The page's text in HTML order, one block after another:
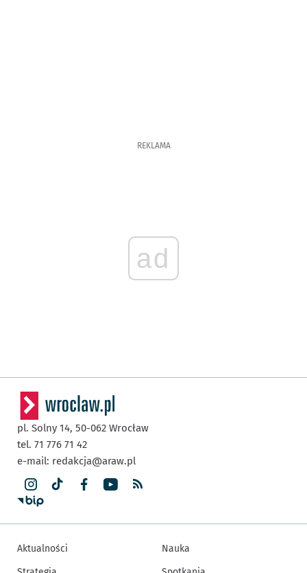
REKLAMA
ad
pl. Solny 14, 50-062 Wrocław
tel. 71 776 71 42
e-mail: redakcja@araw.pl
Aktualności
Nauka